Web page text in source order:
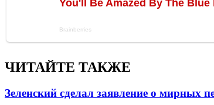
ЧИТАЙТЕ ТАКЖЕ
Зеленский сделал заявление о мирных